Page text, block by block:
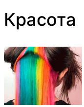
Красота